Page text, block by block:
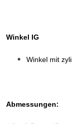
Winkel IG
Winkel mit
Abmessungen: